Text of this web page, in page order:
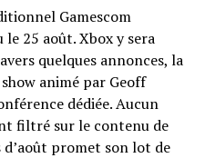
Gamescom
25 août. Xbox y sera
quelques annonces, la
animé par Geoff
dédiée. Aucun
filtré sur le contenu de
promet son lot de